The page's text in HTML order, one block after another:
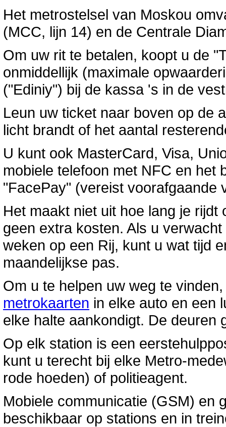
Het metrostelsel van Moskou
(MCC, lijn 14) en de Centrale
Om uw rit te betalen, koopt u de
onmiddellijk (maximale
("Ediniy") bij de kassa 's in de
Leun uw ticket naar boven op de
licht brandt of het aantal
U kunt ook MasterCard, Visa,
mobiele telefoon met NFC en het
"FacePay" (vereist voorafgaande
Het maakt niet uit hoe lang je
geen extra kosten. Als u
weken op een Rij, kunt u wat tijd
maandelijkse pas.
Om u te helpen uw weg te
metrokaarten in elke auto en een
elke halte aankondigt. De deuren
Op elk station is een
kunt u terecht bij elke Metro-
rode hoeden) of politieagent.
Mobiele communicatie (GSM) en
beschikbaar op stations en in